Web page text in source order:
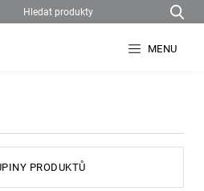
MENU
PRODUKTŮ